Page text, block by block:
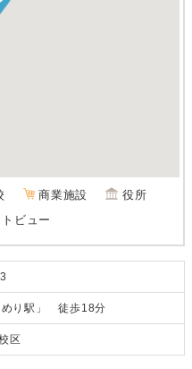
商業施設
役所
ビュー
めり駅」 徒歩18分
区